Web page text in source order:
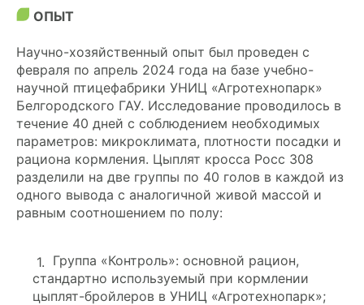
ОПЫТ
Научно-хозяйственный опыт был проведен с
февраля по апрель 2024 года на базе учебно-
научной птицефабрики УНИЦ «Агротехнопарк»
Белгородского ГАУ. Исследование проводилось в
течение 40 дней с соблюдением необходимых
параметров: микроклимата, плотности посадки и
рациона кормления. Цыплят кросса Росс 308
разделили на две группы по 40 голов в каждой из
одного вывода с аналогичной живой массой и
равным соотношением по полу:
Группа «Контроль»: основной рацион,
стандартно используемый при кормлении
цыплят-бройлеров в УНИЦ «Агротехнопарк»;